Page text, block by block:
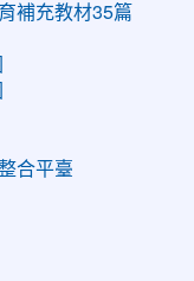
補充教材35篇
合平臺